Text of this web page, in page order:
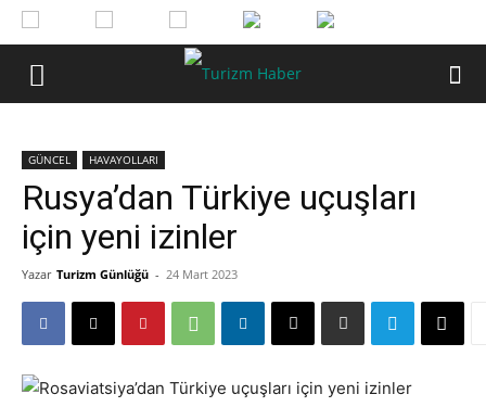
GÜNCEL HAVAYOLLARI
Rusya’dan Türkiye uçuşları
için yeni izinler
Yazar Turizm Günlüğü - 24 Mart 2023